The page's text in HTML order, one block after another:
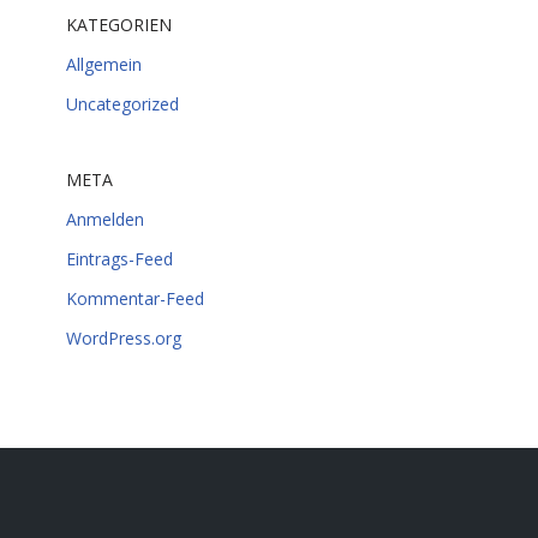
KATEGORIEN
Allgemein
Uncategorized
META
Anmelden
Eintrags-Feed
Kommentar-Feed
WordPress.org